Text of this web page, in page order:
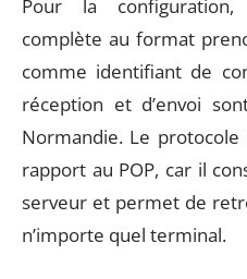
Pour la
complète au format
comme identifiant de
réception et d’envoi
Normandie. Le
rapport au POP, car il
serveur et permet de
n’importe quel terminal.